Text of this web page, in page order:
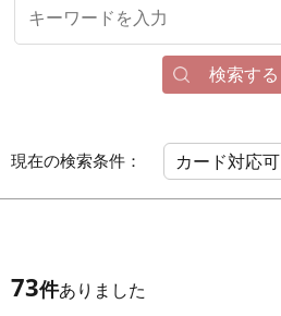
検索する
現在の検索条件： カード対応可
73件ありました